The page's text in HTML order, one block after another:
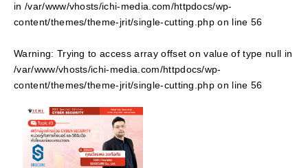
in /var/www/vhosts/ichi-media.com/httpdocs/wp-
content/themes/theme-jrit/single-cutting.phpon line 56
Warning: Trying to access array offset on value of type null in
/var/www/vhosts/ichi-media.com/httpdocs/wp-
content/themes/theme-jrit/single-cutting.phpon line 56